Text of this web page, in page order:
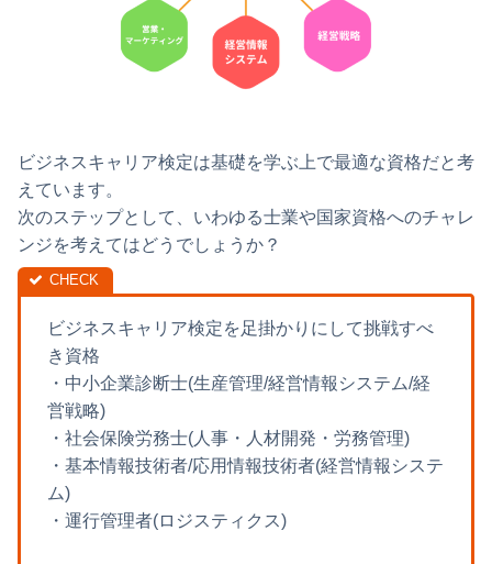
ビジネスキャリア検定は基礎を学ぶ上で最適な資格だと考
えています。
次のステップとして、いわゆる士業や国家資格へのチャレ
ンジを考えてはどうでしょうか？
ビジネスキャリア検定を足掛かりにして挑戦すべ
き資格
・中小企業診断士(生産管理/経営情報システム/経
営戦略)
・社会保険労務士(人事・人材開発・労務管理)
・基本情報技術者/応用情報技術者(経営情報システ
ム)
・運行管理者(ロジスティクス)